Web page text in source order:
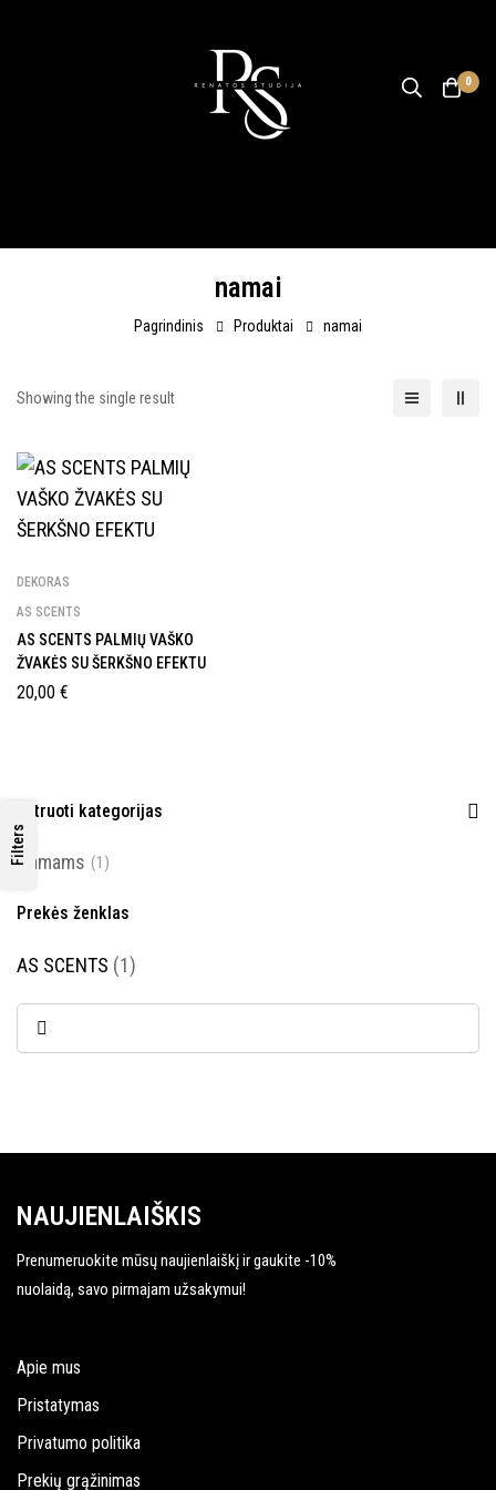
0
namai
Pagrindinis Produktai namai
Filtruoti kategorijas
Namams (1)
Prekės ženklas
AS SCENTS (1)
Filters
Showing the single result
DEKORAS
AS SCENTS
AS SCENTS PALMIŲ VAŠKO
ŽVAKĖS SU ŠERKŠNO EFEKTU
20,00 €
NAUJIENLAIŠKIS
Prenumeruokite mūsų naujienlaiškį ir gaukite -10%
nuolaidą, savo pirmajam užsakymui!
Apie mus
Pristatymas
Privatumo politika
Prekių grąžinimas